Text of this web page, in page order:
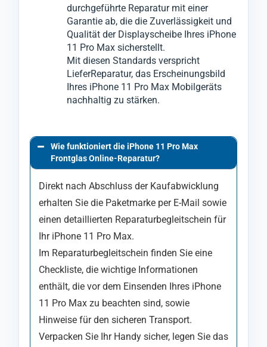
an das Display-Modul vom iPhone 11 Pro
durchgeführte Reparatur mit einer
Garantie ab, die die Zuverlässigkeit und
Qualität der Displayscheibe Ihres iPhone
11 Pro Max sicherstellt.
Mit diesen Standards verspricht
LieferReparatur, das Erscheinungsbild
Ihres iPhone 11 Pro Max Mobilgeräts
nachhaltig zu stärken.
Wie funktioniert die iPhone 11 Pro Max
Frontglas Online-Reparatur?
Direkt nach Abschluss der Kaufabwicklung
erhalten Sie die Paketmarke per E-Mail sowie
einen detaillierten Reparaturbegleitschein für
Ihr iPhone 11 Pro Max.
Im Reparaturbegleitschein finden Sie eine
Checkliste, die wichtige Informationen
enthält, die vor dem Einsenden Ihres iPhone
11 Pro Max zu beachten sind, sowie
Hinweise für den sicheren Transport.
Verpacken Sie Ihr Handy sicher, legen Sie das